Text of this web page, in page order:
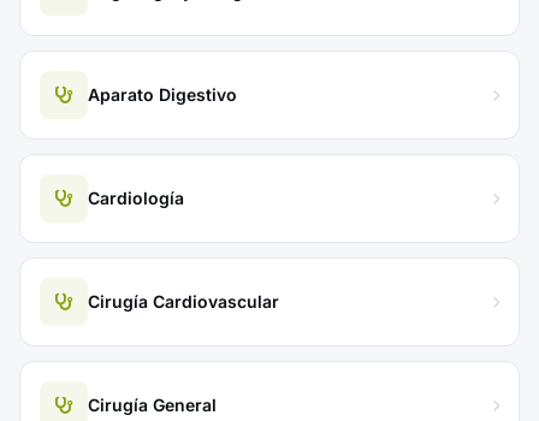
Aparato Digestivo
Cardiología
Cirugía Cardiovascular
Cirugía General